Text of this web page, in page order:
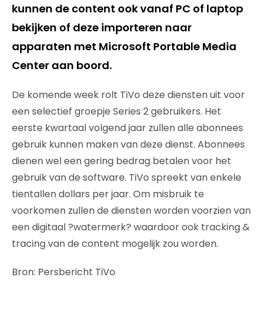
kunnen de content ook vanaf PC of laptop
bekijken of deze importeren naar
apparaten met Microsoft Portable Media
Center aan boord.
De komende week rolt TiVo deze diensten uit voor
een selectief groepje Series 2 gebruikers. Het
eerste kwartaal volgend jaar zullen alle abonnees
gebruik kunnen maken van deze dienst. Abonnees
dienen wel een gering bedrag betalen voor het
gebruik van de software. TiVo spreekt van enkele
tientallen dollars per jaar. Om misbruik te
voorkomen zullen de diensten worden voorzien van
een digitaal ?watermerk? waardoor ook tracking &
tracing van de content mogelijk zou worden.
Bron: Persbericht TiVo